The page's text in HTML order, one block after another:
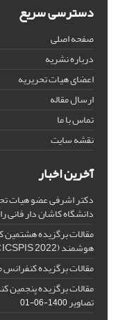
دسترسی سریع
صفحه اصلی
درباره نشریه
اعضای هیات تحریریه
ارسال مقاله
تماس با ما
نقشه سایت
آخرین اخبار
دکتر اشرفی عضو هیات
دانشگاه کاشان دار فانی
مقالات برگزیده
هوشمند (ICSPIS 2022)
مقالات برگزیده
مقالات برگزیده پنجمین
تصاویر1400-06-01